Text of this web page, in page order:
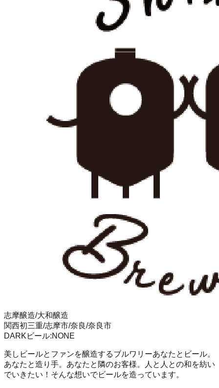
志摩醸造/大和醸造
関西初三重/志摩市/奈良/奈良市
DARK ビール:NONE
美しビールとファンを醸造するブルワリーあなたとビール。
あなたと造り手。あなたと隣のお客様。人と人との和を紡い
でいきたい！そんな想いでビールを造っています。